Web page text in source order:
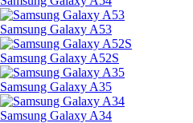
Samsung Galaxy A53
Samsung Galaxy A52S
Samsung Galaxy A35
Samsung Galaxy A34